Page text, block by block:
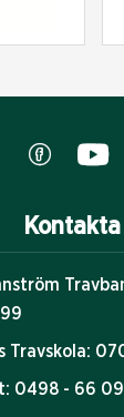
Travskola:
0498 - 66 09